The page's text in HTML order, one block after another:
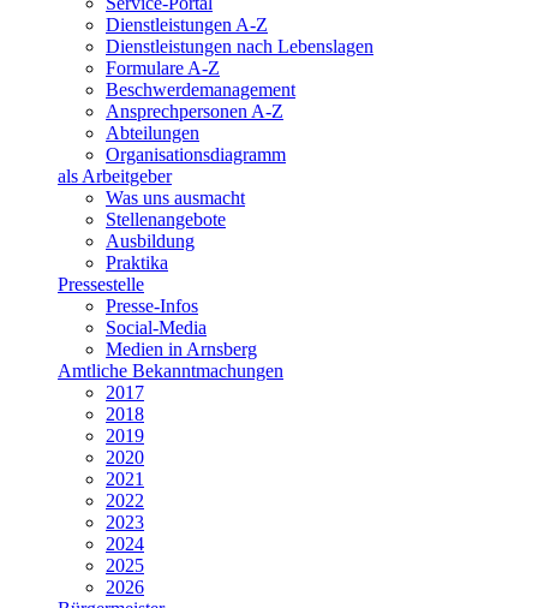
Dienstleistungen A-Z
Dienstleistungen nach Lebenslagen
Formulare A-Z
Beschwerdemanagement
Ansprechpersonen A-Z
Abteilungen
Organisationsdiagramm
als Arbeitgeber
Was uns ausmacht
Stellenangebote
Ausbildung
Praktika
Pressestelle
Presse-Infos
Social-Media
Medien in Arnsberg
Amtliche Bekanntmachungen
2017
2018
2019
2020
2021
2022
2023
2024
2025
2026